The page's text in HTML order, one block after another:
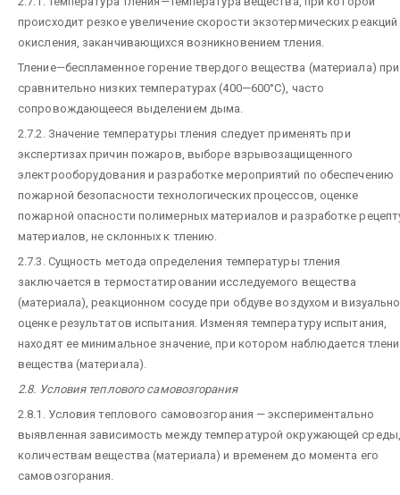
происходит резкое увеличение скорости экзотермических реакций
окисления, заканчивающихся возникновением тления.
Тление—беспламенное горение твердого вещества (материала) при
сравнительно низких температурах (400—600°С), часто
сопровождающееся выделением дыма.
2.7.2. Значение температуры тления следует применять при
экспертизах причин пожаров, выборе взрывозащищенного
электрооборудования и разработке мероприятий по обеспечению
пожарной безопасности технологических процессов, оценке
пожарной опасности полимерных материалов и разработке
материалов, не склонных к тлению.
2.7.3. Сущность метода определения температуры тления
заключается в термостатировании исследуемого вещества
(материала), реакционном сосуде при обдуве воздухом и
оценке результатов испытания. Изменяя температуру испытания,
находят ее минимальное значение, при котором наблюдается
вещества (материала).
2.8. Условия теплового самовозгорания
2.8.1. Условия теплового самовозгорания — экспериментально
выявленная зависимость между температурой окружающей среды,
количествам вещества (материала) и временем до момента его
самовозгорания.